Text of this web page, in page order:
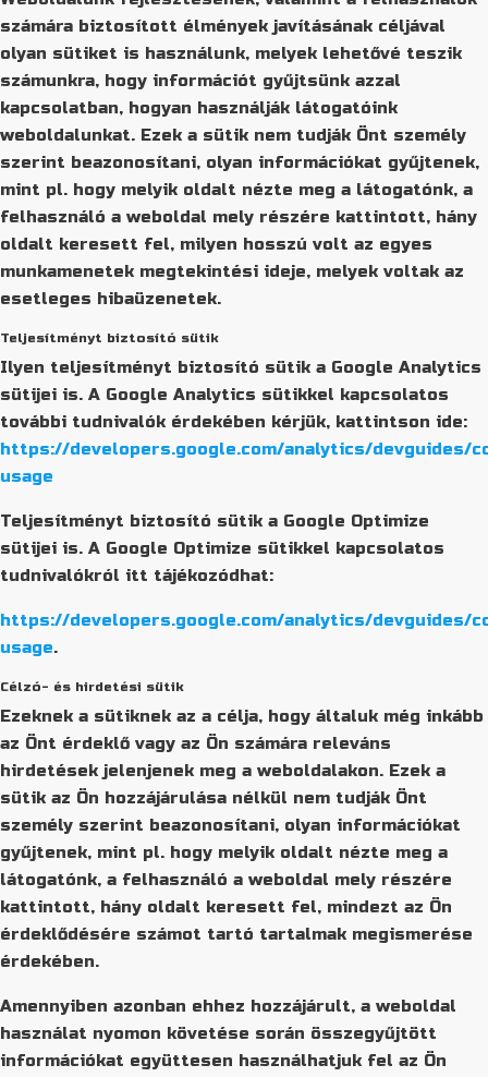
számára biztosított élmények javításának céljával
olyan sütiket is használunk, melyek lehetővé teszik
számunkra, hogy információt gyűjtsünk azzal
kapcsolatban, hogyan használják látogatóink
weboldalunkat. Ezek a sütik nem tudják Önt személy
szerint beazonosítani, olyan információkat gyűjtenek,
mint pl. hogy melyik oldalt nézte meg a látogatónk, a
felhasználó a weboldal mely részére kattintott, hány
oldalt keresett fel, milyen hosszú volt az egyes
munkamenetek megtekintési ideje, melyek voltak az
esetleges hibaüzenetek.
Teljesítményt biztosító sütik
Ilyen teljesítményt biztosító sütik a Google Analytics
sütijei is. A Google Analytics sütikkel kapcsolatos
további tudnivalók érdekében kérjük, kattintson ide:
https://developers.google.com/analytics/devguides/
usage
Teljesítményt biztosító sütik a Google Optimize
sütijei is. A Google Optimize sütikkel kapcsolatos
tudnivalókról itt tájékozódhat:
https://developers.google.com/analytics/devguides/
usage.
Célzó- és hirdetési sütik
Ezeknek a sütiknek az a célja, hogy általuk még inkább
az Önt érdeklő vagy az Ön számára releváns
hirdetések jelenjenek meg a weboldalakon. Ezek a
sütik az Ön hozzájárulása nélkül nem tudják Önt
személy szerint beazonosítani, olyan információkat
gyűjtenek, mint pl. hogy melyik oldalt nézte meg a
látogatónk, a felhasználó a weboldal mely részére
kattintott, hány oldalt keresett fel, mindezt az Ön
érdeklődésére számot tartó tartalmak megismerése
érdekében.
Amennyiben azonban ehhez hozzájárult, a weboldal
használat nyomon követése során összegyűjtött
információkat együttesen használhatjuk fel az Ön